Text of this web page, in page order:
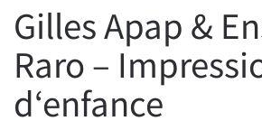
Gilles Apap &
Raro –
d‘enfance